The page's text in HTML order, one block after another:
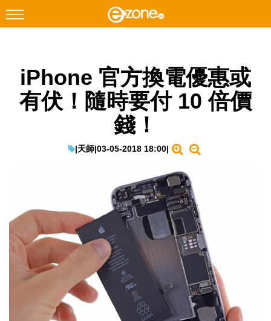
Facebook Instagram
科技焦點
IT Times
生成式AI與雲端應用
Enterprise Digital Transformation
iPhone 官方換電優惠或
有伏！隨時要付 10 倍價
錢！
|天師|03-05-2018 18:00|